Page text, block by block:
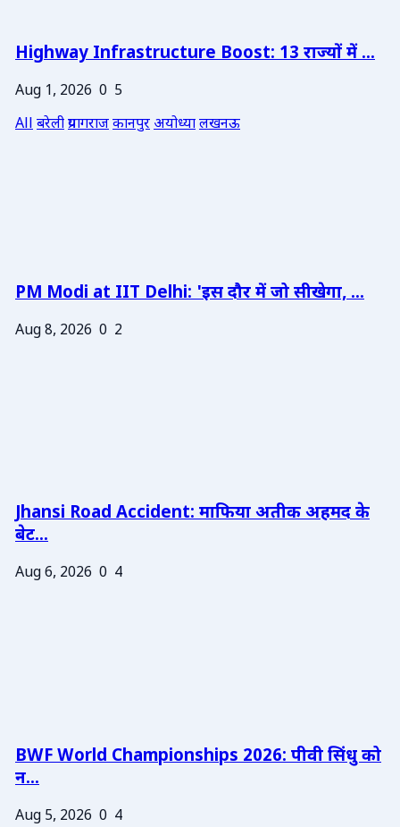
Highway Infrastructure Boost: 13 राज्यों में ...
Aug 1, 2026 0 5
Allबरेलीप्रयागराजकानपुरअयोध्यालखनऊ
PM Modi at IIT Delhi: 'इस दौर में जो सीखेगा, ...
Aug 8, 2026 0 2
Jhansi Road Accident: माफिया अतीक अहमद के
बेट...
Aug 6, 2026 0 4
BWF World Championships 2026: पीवी सिंधु को
न...
Aug 5, 2026 0 4